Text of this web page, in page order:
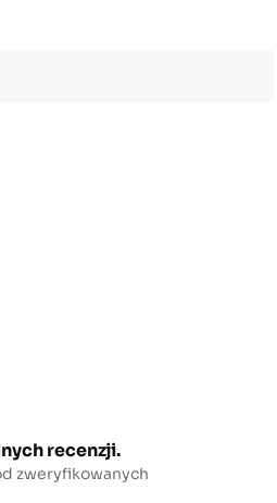
recenzji.
zweryfikowanych